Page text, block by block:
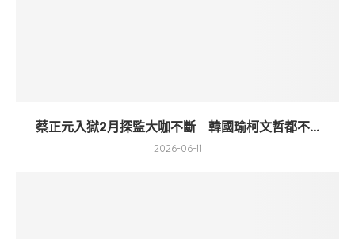
蔡正元入獄2月探監大咖不斷 韓國瑜柯文哲都不...
2026-06-11